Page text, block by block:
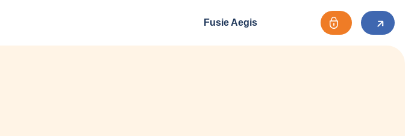
Fusie Aegis